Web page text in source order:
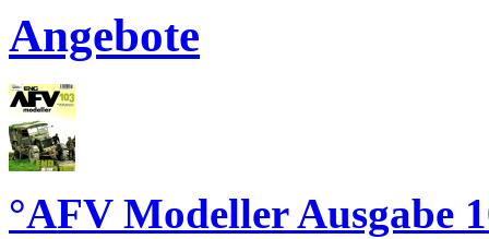
Angebote
°AFV Modeller Ausgabe